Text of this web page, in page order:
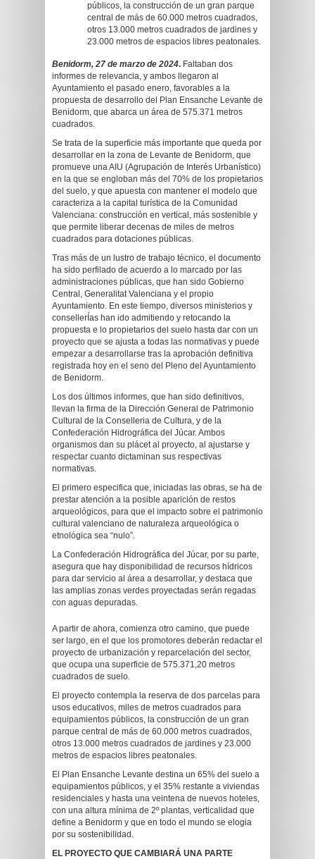
públicos, la construcción de un gran parque
central de más de 60.000 metros cuadrados,
otros 13.000 metros cuadrados de jardines y
23.000 metros de espacios libres peatonales.
Benidorm, 27 de marzo de 2024. Faltaban dos
informes de relevancia, y ambos llegaron al
Ayuntamiento el pasado enero, favorables a la
propuesta de desarrollo del Plan Ensanche Levante de
Benidorm, que abarca un área de 575.371 metros
cuadrados.
Se trata de la superficie más importante que queda por
desarrollar en la zona de Levante de Benidorm, que
promueve una AIU (Agrupación de Interés Urbanístico)
en la que se engloban más del 70% de los propietarios
del suelo, y que apuesta con mantener el modelo que
caracteriza a la capital turística de la Comunidad
Valenciana: construcción en vertical, más sostenible y
que permite liberar decenas de miles de metros
cuadrados para dotaciones públicas.
Tras más de un lustro de trabajo técnico, el documento
ha sido perfilado de acuerdo a lo marcado por las
administraciones públicas, que han sido Gobierno
Central, Generalitat Valenciana y el propio
Ayuntamiento. En este tiempo, diversos ministerios y
consellerÍas han ido admitiendo y retocando la
propuesta e lo propietarios del suelo hasta dar con un
proyecto que se ajusta a todas las normativas y puede
empezar a desarrollarse tras la aprobación definitiva
registrada hoy en el seno del Pleno del Ayuntamiento
de Benidorm.
Los dos últimos informes, que han sido definitivos,
llevan la firma de la Dirección General de Patrimonio
Cultural de la Conselleria de Cultura, y de la
Confederación Hidrográfica del Júcar. Ambos
organismos dan su plácet al proyecto, al ajustarse y
respectar cuanto dictaminan sus respectivas
normativas.
El primero especifica que, iniciadas las obras, se ha de
prestar atención a la posible aparición de restos
arqueológicos, para que el impacto sobre el patrimonio
cultural valenciano de naturaleza arqueológica o
etnológica sea “nulo”.
La Confederación Hidrográfica del Júcar, por su parte,
asegura que hay disponibilidad de recursos hídricos
para dar servicio al área a desarrollar, y destaca que
las amplias zonas verdes proyectadas serán regadas
con aguas depuradas.
A partir de ahora, comienza otro camino, que puede
ser largo, en el que los promotores deberán redactar el
proyecto de urbanización y reparcelación del sector,
que ocupa una superficie de 575.371,20 metros
cuadrados de suelo.
El proyecto contempla la reserva de dos parcelas para
usos educativos, miles de metros cuadrados para
equipamientos públicos, la construcción de un gran
parque central de más de 60.000 metros cuadrados,
otros 13.000 metros cuadrados de jardines y 23.000
metros de espacios libres peatonales.
El Plan Ensanche Levante destina un 65% del suelo a
equipamientos públicos, y el 35% restante a viviendas
residenciales y hasta una veintena de nuevos hoteles,
con una altura mínima de 2º plantas, verticalidad que
define a Benidorm y que en todo el mundo se elogia
por su sostenibilidad.
EL PROYECTO QUE CAMBIARÁ UNA PARTE